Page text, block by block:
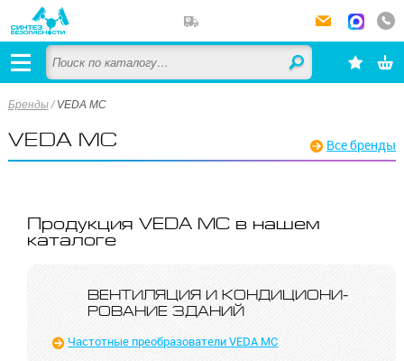
Бренды/ VEDA MC
VEDA MC Все бренды
Продукция VEDA MC в нашем
каталоге
ВЕНТИЛЯЦИЯ И КОНДИ­ЦИОНИ­
РОВА­НИЕ ЗДАНИЙ
Частотные преобразователи VEDA MC